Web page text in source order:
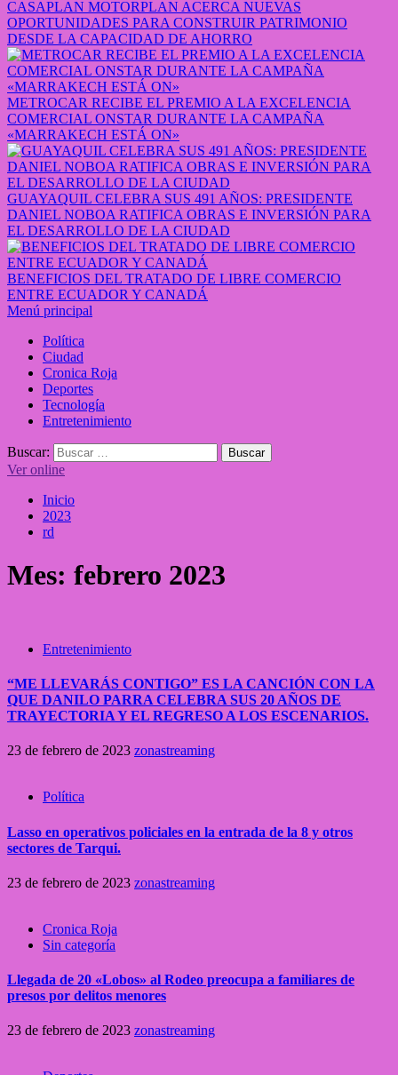
CASAPLAN MOTORPLAN ACERCA NUEVAS
OPORTUNIDADES PARA CONSTRUIR PATRIMONIO
DESDE LA CAPACIDAD DE AHORRO
METROCAR RECIBE EL PREMIO A LA EXCELENCIA
COMERCIAL ONSTAR DURANTE LA CAMPAÑA
«MARRAKECH ESTÁ ON»
GUAYAQUIL CELEBRA SUS 491 AÑOS: PRESIDENTE
DANIEL NOBOA RATIFICA OBRAS E INVERSIÓN PARA
EL DESARROLLO DE LA CIUDAD
BENEFICIOS DEL TRATADO DE LIBRE COMERCIO
ENTRE ECUADOR Y CANADÁ
Menú principal
Política
Ciudad
Cronica Roja
Deportes
Tecnología
Entretenimiento
Buscar:
Ver online
Inicio
2023
rd
Mes: febrero 2023
Entretenimiento
“ME LLEVARÁS CONTIGO” ES LA CANCIÓN CON LA
QUE DANILO PARRA CELEBRA SUS 20 AÑOS DE
TRAYECTORIA Y EL REGRESO A LOS ESCENARIOS.
23 de febrero de 2023 zonastreaming
Política
Lasso en operativos policiales en la entrada de la 8 y otros
sectores de Tarqui.
23 de febrero de 2023 zonastreaming
Cronica Roja
Sin categoría
Llegada de 20 «Lobos» al Rodeo preocupa a familiares de
presos por delitos menores
23 de febrero de 2023 zonastreaming